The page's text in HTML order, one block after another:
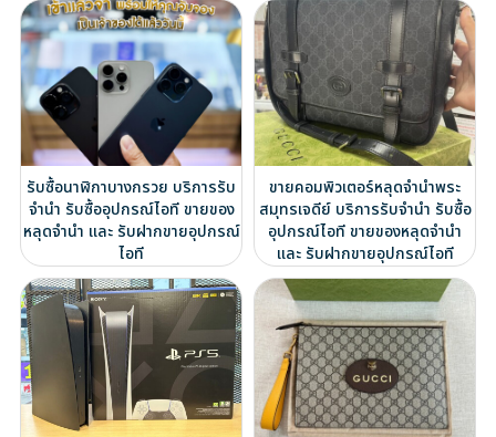
รับซื้อนาฬิกาบางกรวย บริการรับ
จำนำ รับซื้ออุปกรณ์ไอที ขายของ
หลุดจำนำ และ รับฝากขายอุปกรณ์
ไอที
ขายคอมพิวเตอร์หลุดจำนำพระ
สมุทรเจดีย์ บริการรับจำนำ รับซื้อ
อุปกรณ์ไอที ขายของหลุดจำนำ
และ รับฝากขายอุปกรณ์ไอที